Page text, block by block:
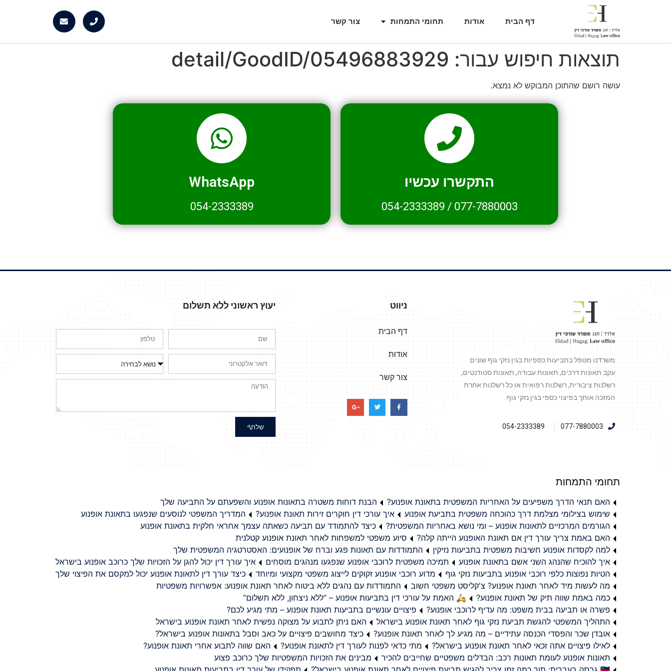
דף הבית אודות תחומי התמחות צור קשר
תוצאות חיפוש עבור: detail/GoodID/05496883929
עושה רושם שהתוכן המבוקש לא נמצא.
התקשרו עכשיו
077-7880003
/
054-2333389
WhatsApp
054-2333389
משרדנו מטפל בתביעות כספיות בגין נזקי גוף שונים
עקב תאונות דרכים, תאונות עבודה, תאונות סטודנטים,
רשלנות ציבורית, רשלנות רפואית או כל רשלנות אחרת
המזכה אותך בפיצוי כספי בגין נזקי גוף.
077-7880003
054-2333389
ניווט
דף הבית
אודות
צור קשר
יעוץ ראשוני ללא תשלום
שלח\י
תחומי התמחות
האם תנאי הדרך משפיעים על האחריות המשפטית בתאונת אופנוע?
הבנת דוחות משטרה בתאונות אופנוע והשפעתם על התביעה שלך
שימוש בצילומי מצלמת דרך כהוכחה משפטית בתביעת אופנוע
איך עורכי דין חוקרים זירות תאונת אופנוע?
המדריך המשפטי לנוסעים שנפגעו בתאונת אופנוע
הגורמים המרכזיים לתאונות אופנוע – ומי נושא באחריות המשפטית?
כיצד להתמודד עם תביעה כשאתה עצמך אחראי חלקית בתאונת אופנוע
האם באמת צריך עורך דין אם תאונת האופנוע הייתה קלה?
סיוע משפטי למשפחות לאחר תאונת אופנוע קטלנית
למה לקסדות אופנוע חשיבות משפטית בתביעות נזיקין
התמודדות עם תאונות פגע וברח של אופנועים: האסטרטגיה המשפטית שלך
איך להוכיח שהנהג השני אשם בתאונת אופנוע
תמיכה משפטית לרוכבי אופנוע שנפגעו מנהגים מוסחים
איך עורך דין יכול להגן על הזכויות שלך כרוכב אופנוע בישראל
הטיות נפוצות כלפי רוכבי אופנוע בתביעות נזקי גוף
מדוע רוכבי אופנוע זקוקים לייצוג משפטי מקצועי ומיוחד
כיצד עורך דין לתאונת אופנוע יכול למקסם את הפיצוי שלך
מה לעשות מיד לאחר תאונת אופנוע? צ'קליסט משפטי חשוב
התמודדות עם נהגים ללא ביטוח לאחר תאונת אופנוע: אפשרויות משפטיות
כמה באמת שווה תיק של תאונת אופנוע?
🛵 האמת על עורכי דין בתביעות אופנוע – “ללא ניצחון, ללא תשלום”
פשרה או תביעה בבית משפט: מה עדיף לרוכבי אופנוע?
פיצויים עונשיים בתביעות תאונת אופנוע – מתי מגיע לכם?
התהליך המשפטי להגשת תביעת נזקי גוף לאחר תאונת אופנוע בישראל
האם ניתן לתבוע על מצוקה נפשית לאחר תאונת אופנוע בישראל
אובדן שכר והפסדי הכנסה עתידיים – מה מגיע לך לאחר תאונת אופנוע?
כיצד מחושבים פיצויים על כאב וסבל בתאונות אופנוע בישראל?
לאילו פיצויים אתה זכאי לאחר תאונת אופנוע בישראל?
מתי כדאי לפנות לעורך דין לתאונת אופנוע?
האם שווה לתבוע אחרי תאונת אופנוע?
תאונות אופנוע לעומת תאונות רכב: הבדלים משפטיים שחייבים להכיר
מבינים את הזכויות המשפטיות שלך כרוכב פצוע